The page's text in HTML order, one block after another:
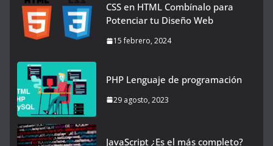
CSS en HTML Combínalo para
Potenciar tu Diseño Web
15 febrero, 2024
PHP Lenguaje de programación
29 agosto, 2023
JavaScript ¿Es el más completo?